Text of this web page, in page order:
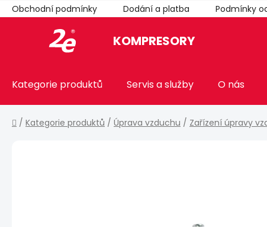
Přejít
na
Obchodní podmínky Dodání a platba Podmínky
KOMPRESORY
Kategorie produktů Servis a služby O nás
Domů
/ Kategorie produktů / Úprava vzduchu / Zařízení úpravy